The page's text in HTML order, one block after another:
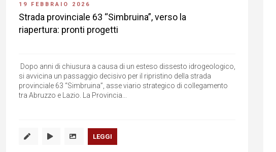
19 FEBBRAIO 2026
Strada provinciale 63 “Simbruina”, verso la
riapertura: pronti progetti
Dopo anni di chiusura a causa di un esteso dissesto idrogeologico,
si avvicina un passaggio decisivo per il ripristino della strada
provinciale 63 “Simbruina”, asse viario strategico di collegamento
tra Abruzzo e Lazio. La Provincia...
LEGGI